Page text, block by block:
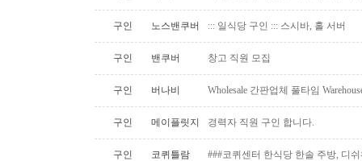
구인 노스밴쿠버 ::: 일식당 구인 ::: 스시바, 홀 서버
구인 밴쿠버 창고 직원 모집
구인 버나비 Wholesale 간판업체 풀타임
구인 메이플릿지 경력자 직원 구인 합니다.
구인 코퀴틀람 ###코퀴센터 한식당 한솔 주방, 디